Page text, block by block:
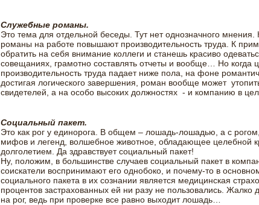
Служебные романы.
Это тема для отдельной беседы. Тут нет однозначного мнения.
романы на работе повышают производительность труда. К
обратить на себя внимание коллеги и станешь красиво
совещаниях, грамотно составлять отчеты и вообще… Но когда
производительность труда падает ниже пола, на фоне
достигая логического завершения, роман вообще может
свидетелей, а на особо высоких должностях - и компанию в
Социальный пакет.
Это как рог у единорога. В общем – лошадь-лошадью, а с
мифов и легенд, волшебное животное, обладающее целебной
долголетием. Да здравствует социальный пакет!
Ну, положим, в большинстве случаев социальный пакет в
соискатели воспринимают его однобоко, и почему-то в
социального пакета в их сознании является медицинская
процентов застрахованных ей ни разу не пользовались. Жалко
на рог, ведь при проверке все равно выходит лошадь…